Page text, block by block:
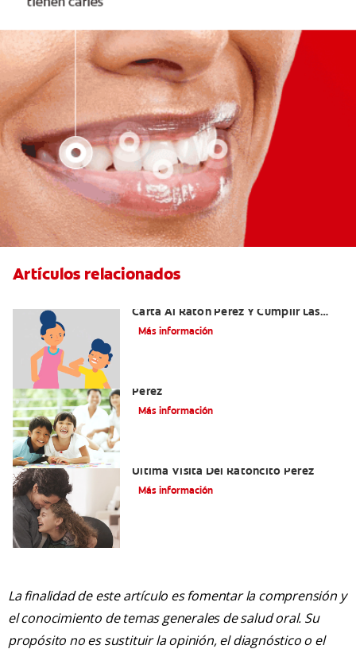
Artículos relacionados
Carta Al Ratón Pérez Y Cumplir Las
Fantasías De Su Hijo/A
Más información
Pérez
Más información
Última Visita Del Ratoncito Pérez
Más información
La finalidad de este artículo es fomentar la comprensión y
el conocimiento de temas generales de salud oral. Su
propósito no es sustituir la opinión, el diagnóstico o el